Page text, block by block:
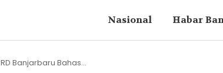
Nasional Habar
Banjarbaru Bahas...